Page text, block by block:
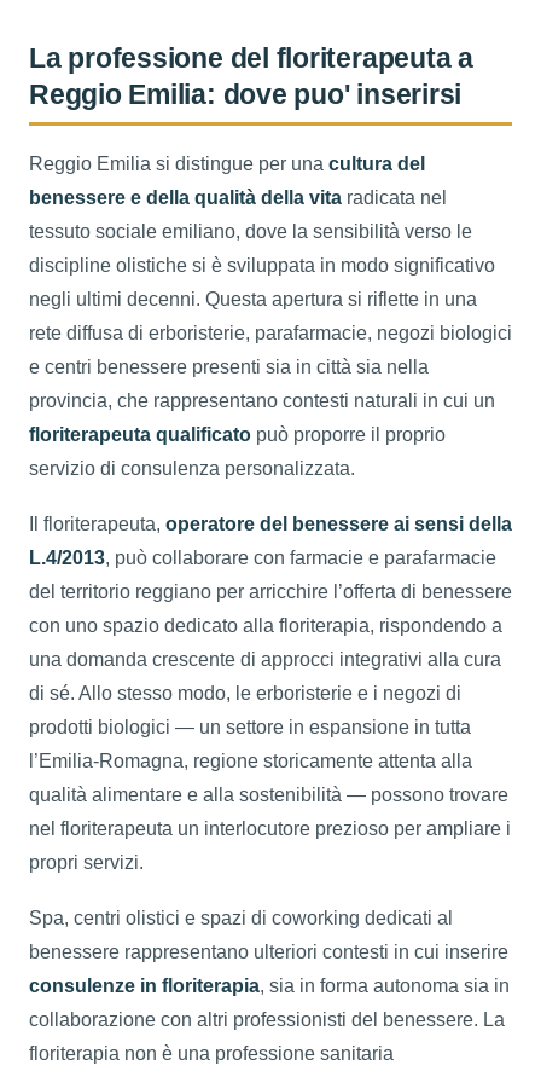
La professione del floriterapeuta a
Reggio Emilia: dove puo' inserirsi
Reggio Emilia si distingue per una cultura del
benessere e della qualità della vita radicata nel
tessuto sociale emiliano, dove la sensibilità verso le
discipline olistiche si è sviluppata in modo significativo
negli ultimi decenni. Questa apertura si riflette in una
rete diffusa di erboristerie, parafarmacie, negozi biologici
e centri benessere presenti sia in città sia nella
provincia, che rappresentano contesti naturali in cui un
floriterapeuta qualificato può proporre il proprio
servizio di consulenza personalizzata.
Il floriterapeuta, operatore del benessere ai sensi della
L.4/2013, può collaborare con farmacie e parafarmacie
del territorio reggiano per arricchire l’offerta di benessere
con uno spazio dedicato alla floriterapia, rispondendo a
una domanda crescente di approcci integrativi alla cura
di sé. Allo stesso modo, le erboristerie e i negozi di
prodotti biologici — un settore in espansione in tutta
l’Emilia-Romagna, regione storicamente attenta alla
qualità alimentare e alla sostenibilità — possono trovare
nel floriterapeuta un interlocutore prezioso per ampliare i
propri servizi.
Spa, centri olistici e spazi di coworking dedicati al
benessere rappresentano ulteriori contesti in cui inserire
consulenze in floriterapia, sia in forma autonoma sia in
collaborazione con altri professionisti del benessere. La
floriterapia non è una professione sanitaria